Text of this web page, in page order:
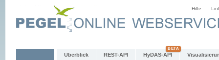
Hilfe
Überblick REST-API HyDAS-API